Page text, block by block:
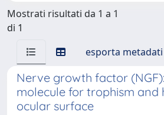
Mostrati risultati da 1 a 1
di 1
esporta metadati
Nerve growth factor
molecule for trophism and
ocular surface